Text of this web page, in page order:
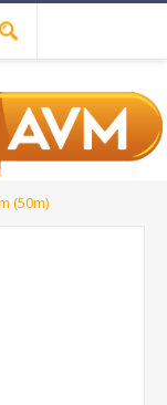
Solar Kablolar
(50m)